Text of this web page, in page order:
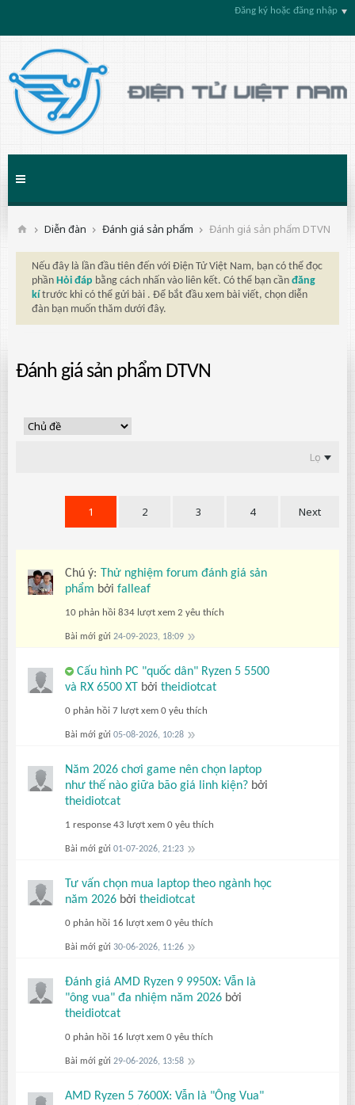
Đăng ký hoặc đăng nhập
Diễn đàn Đánh giá sản phẩm Đánh giá sản phẩm DTVN
Nếu đây là lần đầu tiên đến với Điện Tử Việt Nam, bạn có thể đọc
phần Hỏi đáp bằng cách nhấn vào liên kết. Có thể bạn cần đăng
kí trước khi có thể gửi bài . Để bắt đầu xem bài viết, chọn diễn
đàn bạn muốn thăm dưới đây.
Đánh giá sản phẩm DTVN
Lọc
1 2 3 4 Next
Chú ý: Thử nghiệm forum đánh giá sản
phẩm bởi falleaf
10 phản hồi 834 lượt xem 2 yêu thích
Bài mới gửi 24-09-2023, 18:09
Cấu hình PC "quốc dân" Ryzen 5 5500
và RX 6500 XT bởi theidiotcat
0 phản hồi 7 lượt xem 0 yêu thích
Bài mới gửi 05-08-2026, 10:28
Năm 2026 chơi game nên chọn laptop
như thế nào giữa bão giá linh kiện? bởi
theidiotcat
1 response 43 lượt xem 0 yêu thích
Bài mới gửi 01-07-2026, 21:23
Tư vấn chọn mua laptop theo ngành học
năm 2026 bởi theidiotcat
0 phản hồi 16 lượt xem 0 yêu thích
Bài mới gửi 30-06-2026, 11:26
Đánh giá AMD Ryzen 9 9950X: Vẫn là
"ông vua" đa nhiệm năm 2026 bởi
theidiotcat
0 phản hồi 16 lượt xem 0 yêu thích
Bài mới gửi 29-06-2026, 13:58
AMD Ryzen 5 7600X: Vẫn là "Ông Vua"